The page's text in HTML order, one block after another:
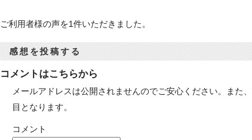
ご利用者様の声を1件いただきました。
感想を投稿する
コメントはこちらから
メールアドレスは公開されませんのでご安心ください。また、
目となります。
コメント